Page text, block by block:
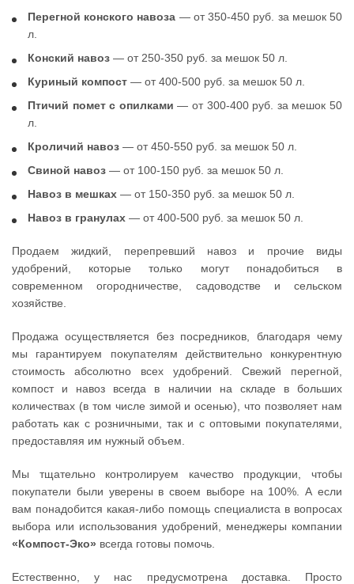
Перегной конского навоза — от 350-450 руб. за мешок 50
л.
Конский навоз — от 250-350 руб. за мешок 50 л.
Куриный компост — от 400-500 руб. за мешок 50 л.
Птичий помет с опилками — от 300-400 руб. за мешок 50
л.
Кроличий навоз — от 450-550 руб. за мешок 50 л.
Свиной навоз — от 100-150 руб. за мешок 50 л.
Навоз в мешках — от 150-350 руб. за мешок 50 л.
Навоз в гранулах — от 400-500 руб. за мешок 50 л.
Продаем жидкий, перепревший навоз и прочие виды
удобрений, которые только могут понадобиться в
современном огородничестве, садоводстве и сельском
хозяйстве.
Продажа осуществляется без посредников, благодаря чему
мы гарантируем покупателям действительно конкурентную
стоимость абсолютно всех удобрений. Свежий перегной,
компост и навоз всегда в наличии на складе в больших
количествах (в том числе зимой и осенью), что позволяет нам
работать как с розничными, так и с оптовыми покупателями,
предоставляя им нужный объем.
Мы тщательно контролируем качество продукции, чтобы
покупатели были уверены в своем выборе на 100%. А если
вам понадобится какая-либо помощь специалиста в вопросах
выбора или использования удобрений, менеджеры компании
«Компост-Эко» всегда готовы помочь.
Естественно, у нас предусмотрена доставка. Просто